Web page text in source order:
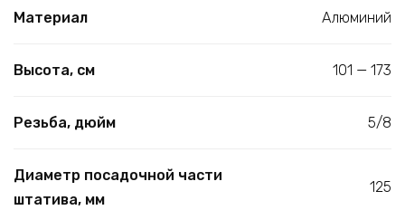
Материал Алюминий
Высота, см 101 — 173
Резьба, дюйм 5/8
Диаметр посадочной части
штатива, мм
125